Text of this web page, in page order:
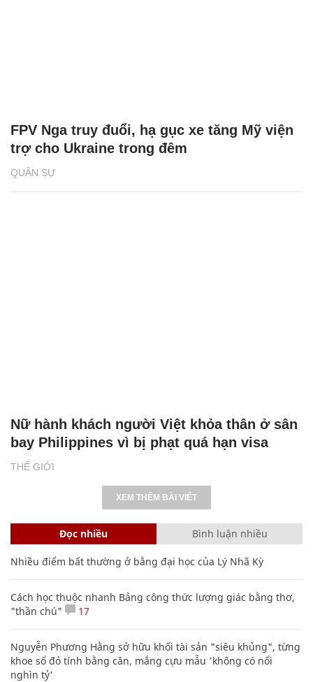
QUÂN SỰ
FPV Nga truy đuổi, hạ gục xe tăng Mỹ viện
trợ cho Ukraine trong đêm
THẾ GIỚI
Nữ hành khách người Việt khỏa thân ở sân
bay Philippines vì bị phạt quá hạn visa
XEM THÊM BÀI VIẾT
Đọc nhiều Bình luận nhiều
Nhiều điểm bất thường ở bằng đại học của Lý Nhã Kỳ
Cách học thuộc nhanh Bảng công thức lượng giác bằng thơ,
"thần chú"
17
Nguyễn Phương Hằng sở hữu khối tài sản "siêu khủng", từng
khoe sổ đỏ tính bằng cân, mắng cựu mẫu 'không có nổi
nghìn tỷ'